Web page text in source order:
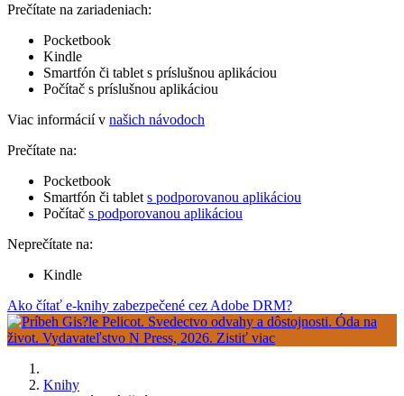
Prečítate na zariadeniach:
Pocketbook
Kindle
Smartfón či tablet s príslušnou aplikáciou
Počítač s príslušnou aplikáciou
Viac informácií v našich návodoch
Prečítate na:
Pocketbook
Smartfón či tablet s podporovanou aplikáciou
Počítač s podporovanou aplikáciou
Neprečítate na:
Kindle
Ako čítať e-knihy zabezpečené cez Adobe DRM?
Knihy